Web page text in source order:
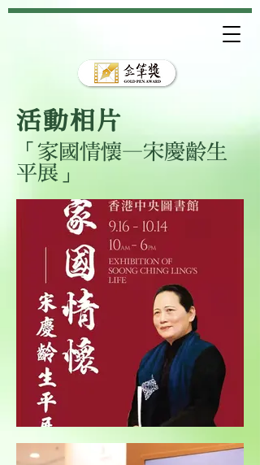
活動相片
「家國情懷—宋慶齡生
平展」